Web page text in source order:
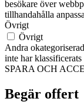
besökare över
tillhandahålla
Övrigt
Övrigt
Andra
inte har
SPARA OCH
Begär offert